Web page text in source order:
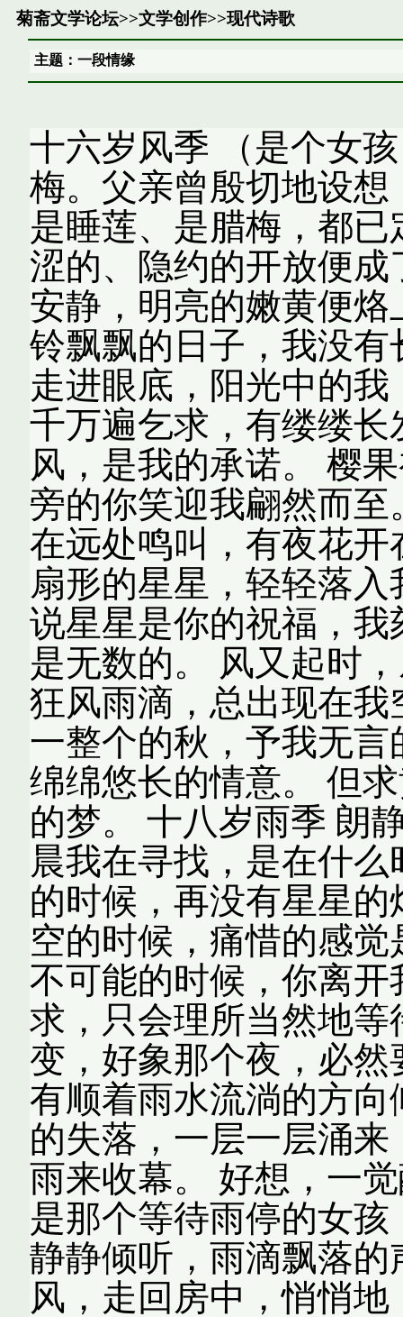
菊斋文学论坛>>文学创作>>现代诗歌
主题：一段情缘
十六岁风季 （是个女
梅。父亲曾殷切地设
是睡莲、是腊梅，都
涩的、隐约的开放便
安静，明亮的嫩黄便
铃飘飘的日子，我没
走进眼底，阳光中的
千万遍乞求，有缕缕
风，是我的承诺。 樱
旁的你笑迎我翩然而
在远处鸣叫，有夜花
扇形的星星，轻轻落
说星星是你的祝福，
是无数的。 风又起时
狂风雨滴，总出现在
一整个的秋，予我无
绵绵悠长的情意。 但
的梦。 十八岁雨季 朗
晨我在寻找，是在什
的时候，再没有星星
空的时候，痛惜的感
不可能的时候，你离
求，只会理所当然地
变，好象那个夜，必
有顺着雨水流淌的方
的失落，一层一层涌
雨来收幕。 好想，一
是那个等待雨停的女
静静倾听，雨滴飘落
风，走回房中，悄悄